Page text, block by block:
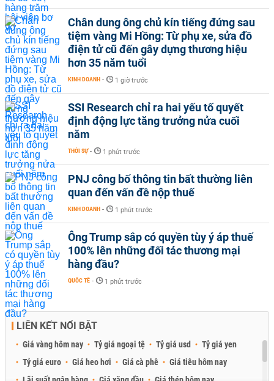
Chân dung ông chủ kín tiếng đứng sau
tiệm vàng Mi Hồng: Từ phụ xe, sửa đồ
điện tử cũ đến gây dựng thương hiệu
hơn 35 năm tuổi
KINH DOANH - 1 giờ trước
SSI Research chỉ ra hai yếu tố quyết
định động lực tăng trưởng nửa cuối
năm
THỜI SỰ - 1 phút trước
PNJ công bố thông tin bất thường liên
quan đến vấn đề nộp thuế
KINH DOANH - 1 phút trước
Ông Trump sắp có quyền tùy ý áp thuế
100% lên những đối tác thương mại
hàng đầu?
QUỐC TẾ - 1 phút trước
LIÊN KẾT NỔI BẬT
Giá vàng hôm nay Tỷ giá ngoại tệ Tỷ giá usd
Tỷ giá yen
Tỷ giá euro
Giá heo hơi Giá cà phê
Giá tiêu hôm nay